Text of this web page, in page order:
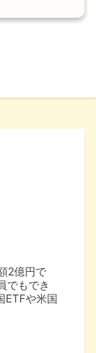
2億円で
でもでき
ETFや米国